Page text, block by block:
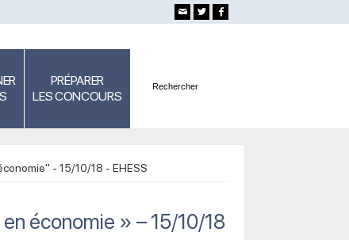
PRÉPARER
LES CONCOURS
- 15/10/18 - EHESS
économie » – 15/10/18